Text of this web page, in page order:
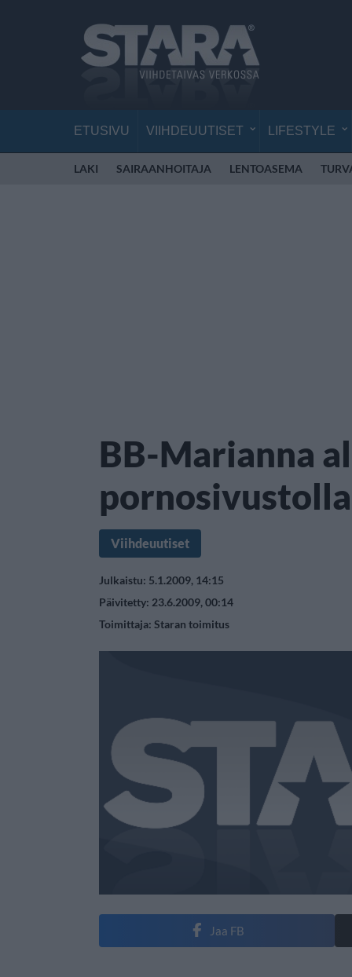
ETUSIVU VIIHDEUUTISET LIFESTYLE
LAKI SAIRAANHOITAJA LENTOASEMA
BB-Marianna
pornosivustolla
Viihdeuutiset
Julkaistu: 5.1.2009, 14:15
Päivitetty: 23.6.2009, 00:14
Toimittaja: Staran toimitus
Jaa FB